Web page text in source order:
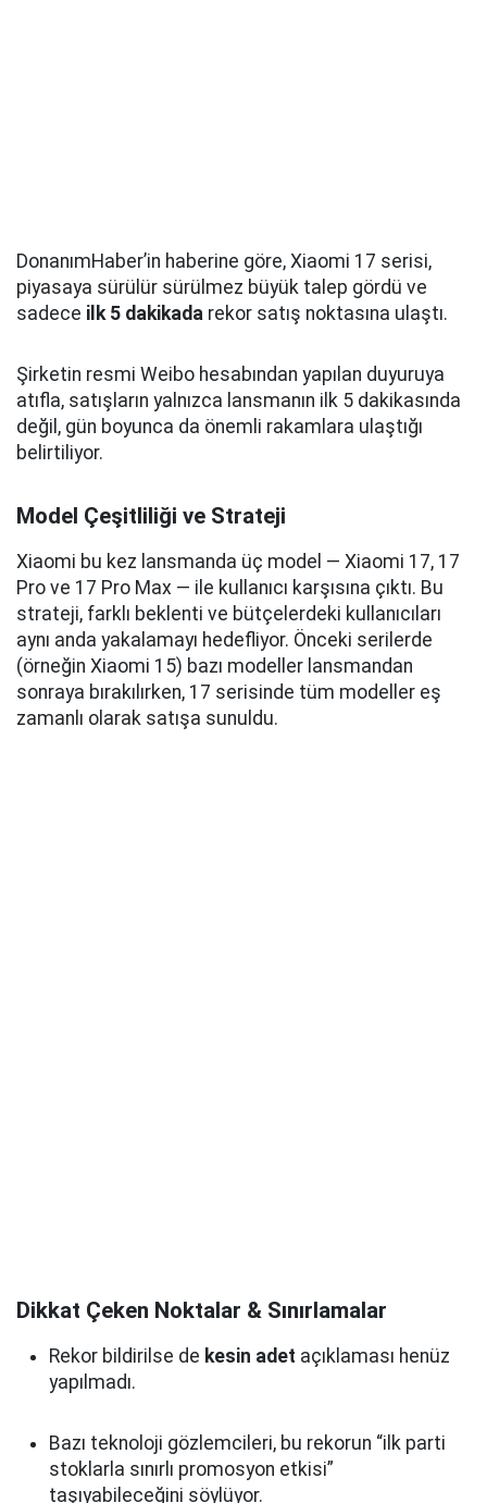
DonanımHaber’in haberine göre, Xiaomi 17 serisi,
piyasaya sürülür sürülmez büyük talep gördü ve
sadece ilk 5 dakikada rekor satış noktasına ulaştı.
Şirketin resmi Weibo hesabından yapılan duyuruya
atıfla, satışların yalnızca lansmanın ilk 5 dakikasında
değil, gün boyunca da önemli rakamlara ulaştığı
belirtiliyor.
Model Çeşitliliği ve Strateji
Xiaomi bu kez lansmanda üç model — Xiaomi 17, 17
Pro ve 17 Pro Max — ile kullanıcı karşısına çıktı. Bu
strateji, farklı beklenti ve bütçelerdeki kullanıcıları
aynı anda yakalamayı hedefliyor. Önceki serilerde
(örneğin Xiaomi 15) bazı modeller lansmandan
sonraya bırakılırken, 17 serisinde tüm modeller eş
zamanlı olarak satışa sunuldu.
Dikkat Çeken Noktalar & Sınırlamalar
Rekor bildirilse de kesin adet açıklaması henüz
yapılmadı.
Bazı teknoloji gözlemcileri, bu rekorun “ilk parti
stoklarla sınırlı promosyon etkisi”
taşıyabileceğini söylüyor.